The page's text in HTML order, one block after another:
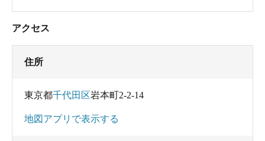
アクセス
住所
東京都千代田区岩本町2-2-14
地図アプリで表示する